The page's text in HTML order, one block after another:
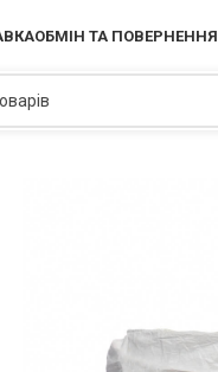
ОБМІН ТА ПОВЕРНЕННЯ